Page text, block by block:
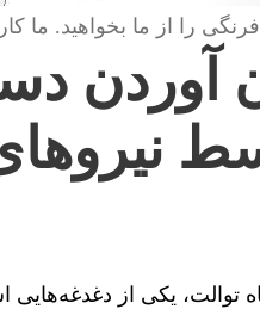
را از ما بخواهید. ما
آوردن
توالت، یکی از